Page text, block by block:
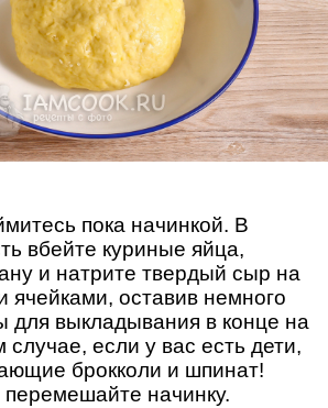
пока начинкой. В
вбейте куриные яйца,
и натрите твердый сыр на
ячейками, оставив немного
для выкладывания в конце на
случае, если у вас есть дети,
брокколи и шпинат!
начинку.